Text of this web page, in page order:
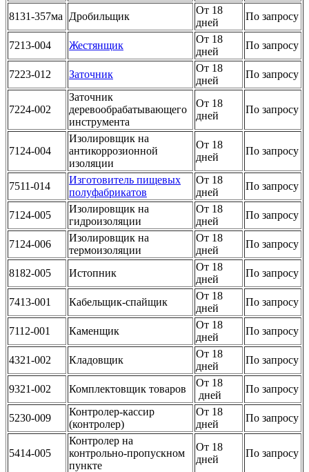
8131-357ма Дробильщик
От 18
дней
По запросу
7213-004 Жестянщик
От 18
дней
По запросу
7223-012 Заточник
От 18
дней
По запросу
7224-002
Заточник
деревообрабатывающего
инструмента
От 18
дней
По запросу
7124-004
Изолировщик на
антикоррозионной
изоляции
От 18
дней
По запросу
7511-014
Изготовитель пищевых
полуфабрикатов
От 18
дней
По запросу
7124-005
Изолировщик на
гидроизоляции
От 18
дней
По запросу
7124-006
Изолировщик на
термоизоляции
От 18
дней
По запросу
8182-005 Истопник
От 18
дней
По запросу
7413-001 Кабельщик-спайщик
От 18
дней
По запросу
7112-001 Каменщик
От 18
дней
По запросу
4321-002 Кладовщик
От 18
дней
По запросу
9321-002 Комплектовщик товаров
От 18
дней
По запросу
5230-009
Контролер-кассир
(контролер)
От 18
дней
По запросу
5414-005
Контролер на
контрольно-пропускном
пункте
От 18
дней
По запросу